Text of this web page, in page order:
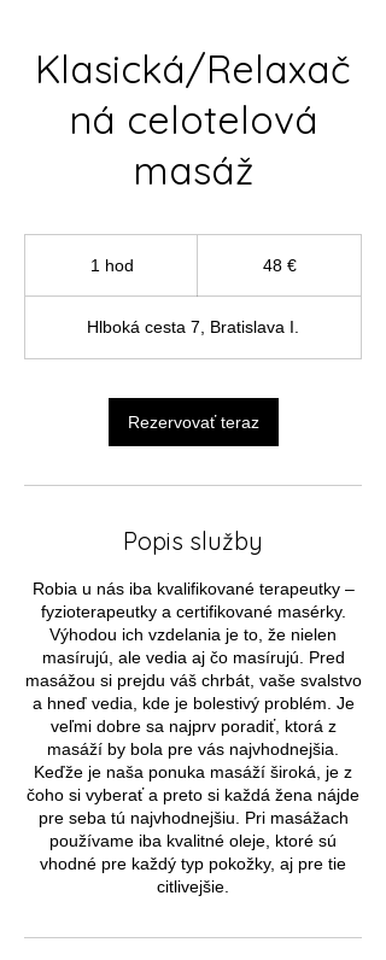
Klasická/Relaxač
ná celotelová
masáž
1 hod 48 €
Hlboká cesta 7, Bratislava I.
Rezervovať teraz
Popis služby
Robia u nás iba kvalifikované terapeutky –
fyzioterapeutky a certifikované masérky.
Výhodou ich vzdelania je to, že nielen
masírujú, ale vedia aj čo masírujú. Pred
masážou si prejdu váš chrbát, vaše svalstvo
a hneď vedia, kde je bolestivý problém. Je
veľmi dobre sa najprv poradiť, ktorá z
masáží by bola pre vás najvhodnejšia.
Keďže je naša ponuka masáží široká, je z
čoho si vyberať a preto si každá žena nájde
pre seba tú najvhodnejšiu. Pri masážach
používame iba kvalitné oleje, ktoré sú
vhodné pre každý typ pokožky, aj pre tie
citlivejšie.